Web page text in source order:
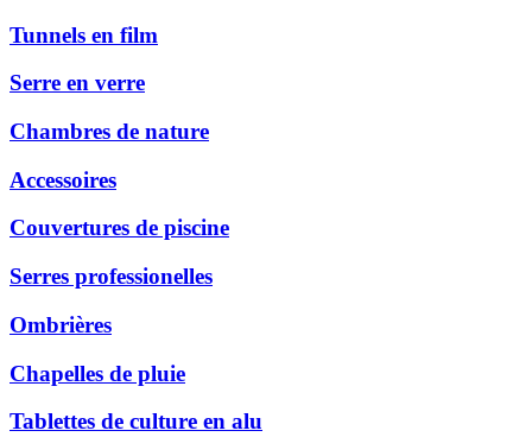
Tunnels en film
Serre en verre
Chambres de nature
Accessoires
Couvertures de piscine
Serres professionelles
Ombrières
Chapelles de pluie
Tablettes de culture en alu